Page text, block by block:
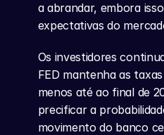
a abrandar, embora
expectativas do
Os investidores
FED mantenha as
menos até ao final de
precificar a
movimento do banco